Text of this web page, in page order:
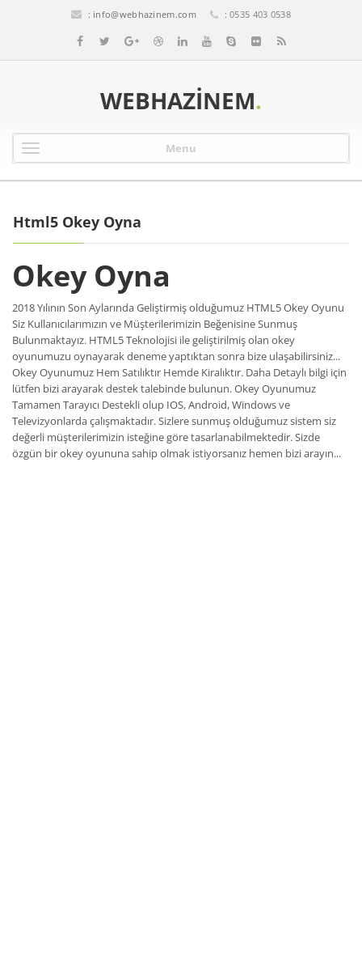
: info@webhazinem.com : 0535 403 0538
WEBHAZINEM.
Menu
Html5 Okey Oyna
Okey Oyna
2018 Yılının Son Aylarında Geliştirmiş olduğumuz HTML5 Okey Oyunu
Siz Kullanıcılarımızın ve Müşterilerimizin Beğenisine Sunmuş
Bulunmaktayız. HTML5 Teknolojisi ile geliştirilmiş olan okey
oyunumuzu oynayarak deneme yaptıktan sonra bize ulaşabilirsiniz...
Okey Oyunumuz Hem Satılıktır Hemde Kiralıktır. Daha Detaylı bilgi için
lütfen bizi arayarak destek talebinde bulunun. Okey Oyunumuz
Tamamen Tarayıcı Destekli olup IOS, Android, Windows ve
Televizyonlarda çalışmaktadır. Sizlere sunmuş olduğumuz sistem siz
değerli müşterilerimizin isteğine göre tasarlanabilmektedir. Sizde
özgün bir okey oyununa sahip olmak istiyorsanız hemen bizi arayın...